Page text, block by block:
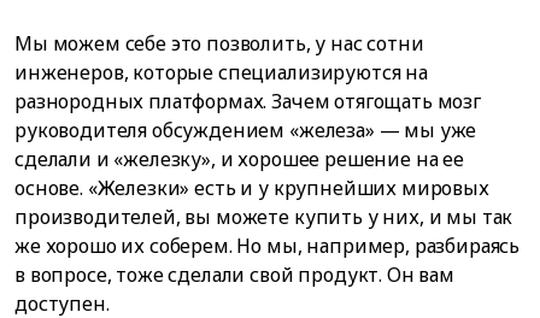
Мы можем себе это позволить, у нас сотни
инженеров, которые специализируются на
разнородных платформах. Зачем отягощать мозг
руководителя обсуждением «железа» — мы уже
сделали и «железку», и хорошее решение на ее
основе. «Железки» есть и у крупнейших мировых
производителей, вы можете купить у них, и мы так
же хорошо их соберем. Но мы, например, разбираясь
в вопросе, тоже сделали свой продукт. Он вам
доступен.